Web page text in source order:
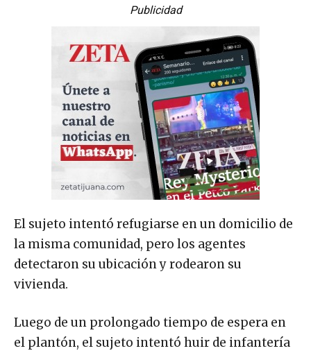
Publicidad
El sujeto intentó refugiarse en un domicilio de
la misma comunidad, pero los agentes
detectaron su ubicación y rodearon su
vivienda.
Luego de un prolongado tiempo de espera en
el plantón, el sujeto intentó huir de infantería